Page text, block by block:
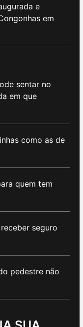
e
em
sentar no
em que
como as de
quem tem
seguro
pedestre não